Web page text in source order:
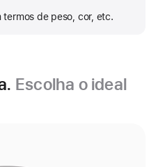
de peso, cor, etc.
Escolha o ideal